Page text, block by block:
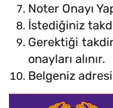
Noter Onayı
İstediğiniz
Gerektiği
onayları alınır.
Belgeniz